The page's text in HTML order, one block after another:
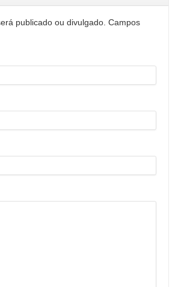
publicado ou divulgado. Campos